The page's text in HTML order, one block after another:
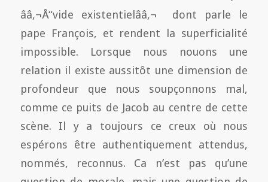
ââ‚¬Å“vide existentielââ‚¬  dont parle le
pape François, et rendent la superficialité
impossible. Lorsque nous nouons une
relation il existe aussitôt une dimension de
profondeur que nous soupçonnons mal,
comme ce puits de Jacob au centre de cette
scène. Il y a toujours ce creux où nous
espérons être authentiquement attendus,
nommés, reconnus. Ca n’est pas qu’une